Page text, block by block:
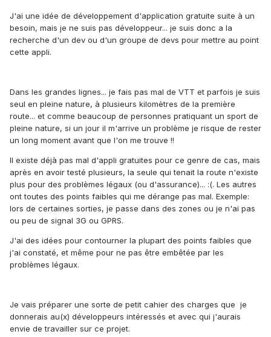
J'ai une idée de développement d'application gratuite suite à un
besoin, mais je ne suis pas développeur... je suis donc a la
recherche d'un dev ou d'un groupe de devs pour mettre au point
cette appli.
Dans les grandes lignes... je fais pas mal de VTT et parfois je suis
seul en pleine nature, à plusieurs kilomètres de la première
route... et comme beaucoup de personnes pratiquant un sport de
pleine nature, si un jour il m'arrive un problème je risque de rester
un long moment avant que l'on me trouve !!
Il existe déjà pas mal d'appli gratuites pour ce genre de cas, mais
après en avoir testé plusieurs, la seule qui tenait la route n'existe
plus pour des problèmes légaux (ou d'assurance)... :(. Les autres
ont toutes des points faibles qui me dérange pas mal. Exemple:
lors de certaines sorties, je passe dans des zones ou je n'ai pas
ou peu de signal 3G ou GPRS.
J'ai des idées pour contourner la plupart des points faibles que
j'ai constaté, et même pour ne pas être embêtée par les
problèmes légaux.
Je vais préparer une sorte de petit cahier des charges que je
donnerais au(x) développeurs intéressés et avec qui j'aurais
envie de travailler sur ce projet.